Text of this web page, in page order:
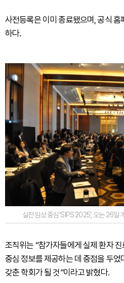
사전등록은 이미 종료됐으며, 공식
하다.
실전 임상 중심 ‘SIPS 2025’, 오는 26일
조직위는 “참가자들에게 실제 환자
중심 정보를 제공하는 데 중점을 두었
갖춘 학회가 될 것”이라고 밝혔다.